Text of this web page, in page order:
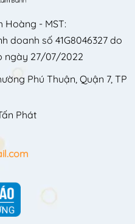
Hoàng - MST:
doanh số 41G8046327 do
ngày 27/07/2022
Phú Thuận, Quận 7, TP
Phát